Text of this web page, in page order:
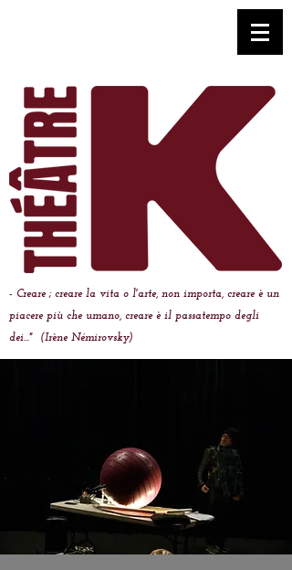
- Creare ; creare la vita o l'arte, non importa, creare è un
piacere più che umano, creare è il passatempo degli
dei..." (Irène Némirovsky)